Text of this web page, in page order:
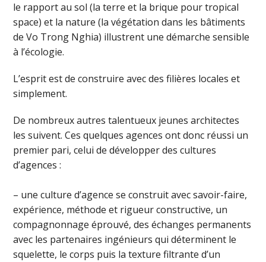
le rapport au sol (la terre et la brique pour tropical
space) et la nature (la végétation dans les bâtiments
de Vo Trong Nghia) illustrent une démarche sensible
à l’écologie.
L’esprit est de construire avec des filières locales et
simplement.
De nombreux autres talentueux jeunes architectes
les suivent. Ces quelques agences ont donc réussi un
premier pari, celui de développer des cultures
d’agences :
– une culture d’agence se construit avec savoir-faire,
expérience, méthode et rigueur constructive, un
compagnonnage éprouvé, des échanges permanents
avec les partenaires ingénieurs qui déterminent le
squelette, le corps puis la texture filtrante d’un